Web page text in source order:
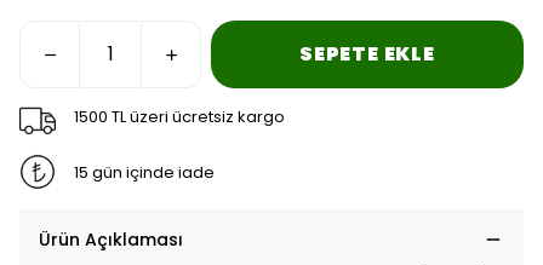
SEPETE EKLE
1500 TL üzeri ücretsiz kargo
15 gün içinde iade
Ürün Açıklaması